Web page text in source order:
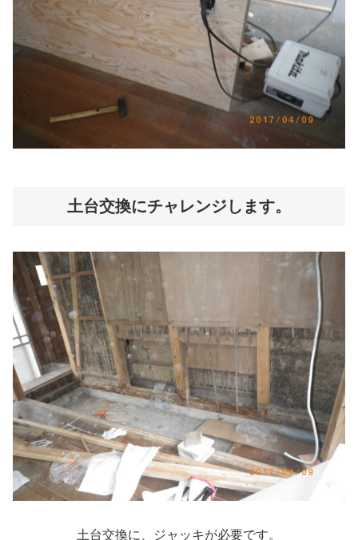
土台交換にチャレンジします。
土台交換に、ジャッキが必要です。